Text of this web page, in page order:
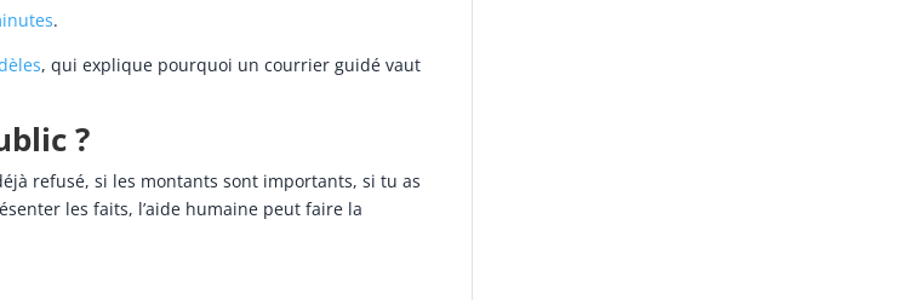
.
, qui explique pourquoi un courrier guidé vaut
?
refusé, si les montants sont importants, si tu as
les faits, l’aide humaine peut faire la